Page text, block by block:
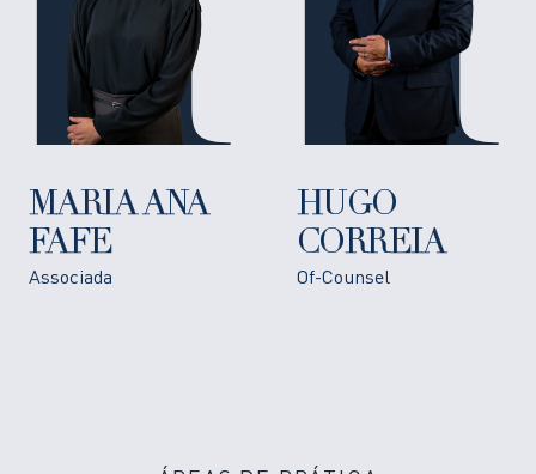
MARIA ANA
FAFE
Associada
HUGO
CORREIA
Of-Counsel